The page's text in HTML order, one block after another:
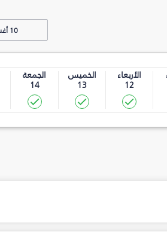
10 أغسطس
الأربعاء
12
الخميس
13
الجمعة
14